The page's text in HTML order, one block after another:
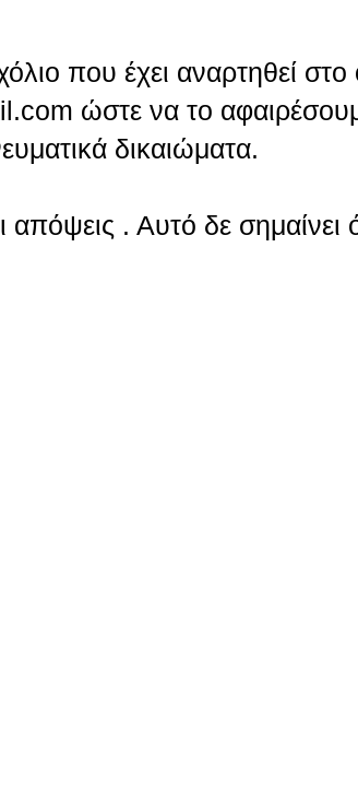
που έχει αναρτηθεί
ώστε να το
δικαιώματα.
. Αυτό δε σημαίνει